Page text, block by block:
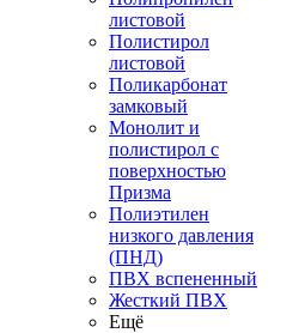
листовой
Полистирол
листовой
Поликарбонат
замковый
Монолит и
полистирол с
поверхностью
Призма
Полиэтилен
низкого давления
(ПНД)
ПВХ вспененный
Жесткий ПВХ
Ещё